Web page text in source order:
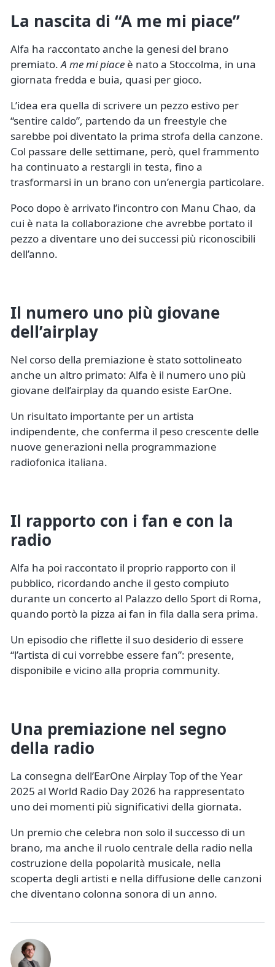
La nascita di “A me mi piace”
Alfa ha raccontato anche la genesi del brano
premiato.A me mi piace è nato a Stoccolma, in una
giornata fredda e buia, quasi per gioco.
L’idea era quella di scrivere un pezzo estivo per
“sentire caldo”, partendo da un freestyle che
sarebbe poi diventato la prima strofa della canzone.
Col passare delle settimane, però, quel frammento
ha continuato a restargli in testa, fino a
trasformarsi in un brano con un’energia particolare.
Poco dopo è arrivato l’incontro con Manu Chao, da
cui è nata la collaborazione che avrebbe portato il
pezzo a diventare uno dei successi più riconoscibili
dell’anno.
Il numero uno più giovane
dell’airplay
Nel corso della premiazione è stato sottolineato
anche un altro primato: Alfa è il numero uno più
giovane dell’airplay da quando esiste EarOne.
Un risultato importante per un artista
indipendente, che conferma il peso crescente delle
nuove generazioni nella programmazione
radiofonica italiana.
Il rapporto con i fan e con la
radio
Alfa ha poi raccontato il proprio rapporto con il
pubblico, ricordando anche il gesto compiuto
durante un concerto al Palazzo dello Sport di Roma,
quando portò la pizza ai fan in fila dalla sera prima.
Un episodio che riflette il suo desiderio di essere
“l’artista di cui vorrebbe essere fan”: presente,
disponibile e vicino alla propria community.
Una premiazione nel segno
della radio
La consegna dell’EarOne Airplay Top of the Year
2025 al World Radio Day 2026 ha rappresentato
uno dei momenti più significativi della giornata.
Un premio che celebra non solo il successo di un
brano, ma anche il ruolo centrale della radio nella
costruzione della popolarità musicale, nella
scoperta degli artisti e nella diffusione delle canzoni
che diventano colonna sonora di un anno.